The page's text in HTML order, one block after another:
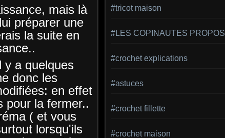
mais là
préparer une
la suite en
y a quelques
donc les
en effet
pour la fermer..
( et vous
lorsqu'ils
#tricot maison
#LES COPINAUTES
#crochet explications
#astuces
#crochet fillette
#crochet maison